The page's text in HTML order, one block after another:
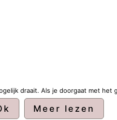
draait. Als je doorgaat met
Meer lezen